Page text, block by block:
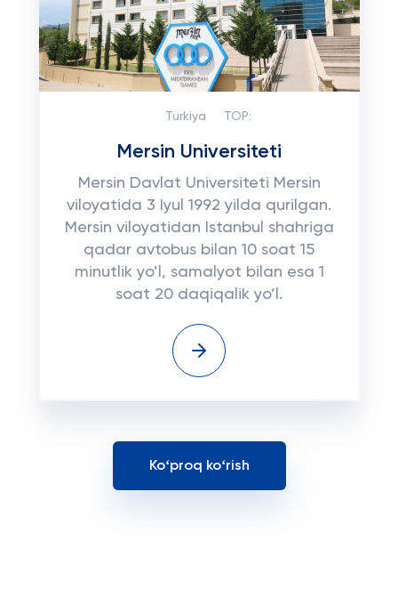
Turkiya TOP:
Mersin Universiteti
Mersin Davlat Universiteti Mersin
viloyatida 3 Iyul 1992 yilda qurilgan.
Mersin viloyatidan Istanbul shahriga
qadar avtobus bilan 10 soat 15
minutlik yo’l, samalyot bilan esa 1
soat 20 daqiqalik yo’l.
Koʻproq koʻrish